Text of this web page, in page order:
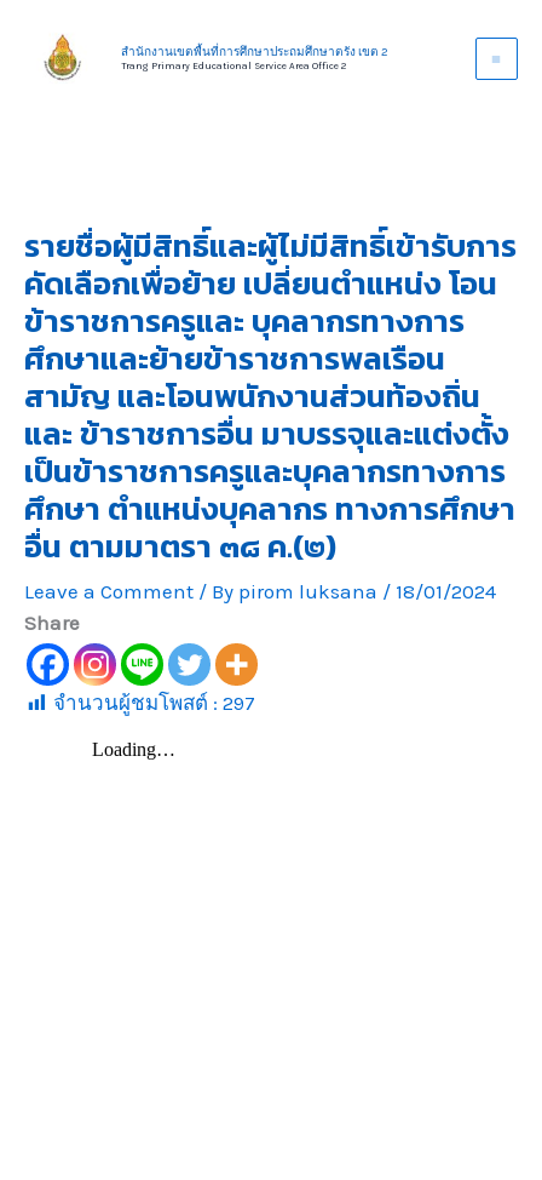
content
สำนักงานเขตพื้นที่การศึกษาประถมศึกษาตรัง เขต 2
Trang Primary Educational Service Area Office 2
รายชื่อผู้มีสิทธิ์และผู้ไม่มีสิทธิ์เข้ารับการ
คัดเลือกเพื่อย้าย เปลี่ยนตำแหน่ง โอน
ข้าราชการครูและ บุคลากรทางการ
ศึกษาและย้ายข้าราชการพลเรือน
สามัญ และโอนพนักงานส่วนท้องถิ่น
และ ข้าราชการอื่น มาบรรจุและแต่งตั้ง
เป็นข้าราชการครูและบุคลากรทางการ
ศึกษา ตำแหน่งบุคลากร ทางการศึกษา
อื่น ตามมาตรา ๓๘ ค.(๒)
Leave a Comment / By pirom luksana / 18/01/2024
Share
จำนวนผู้ชมโพสต์ : 297